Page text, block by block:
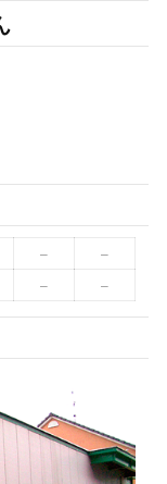
–
–
– –